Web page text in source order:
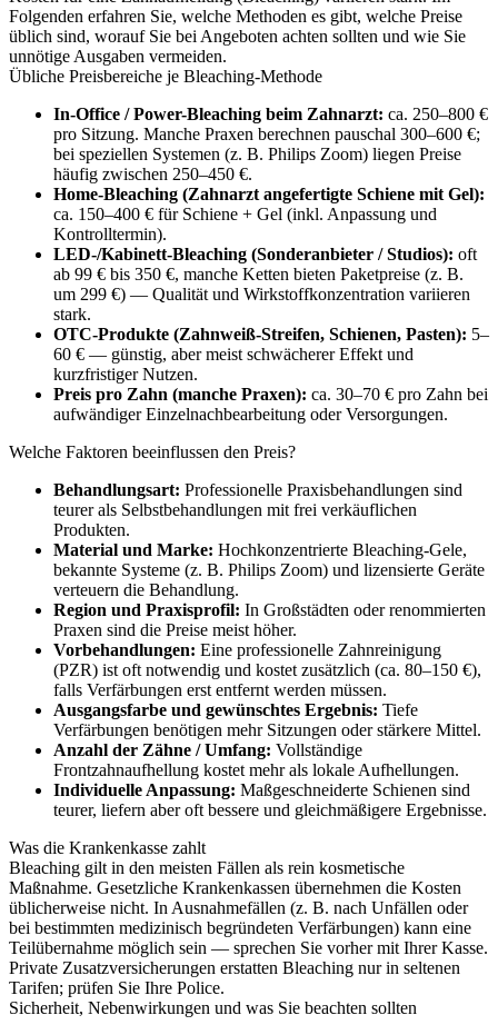
Folgenden erfahren Sie, welche Methoden es gibt, welche Preise
üblich sind, worauf Sie bei Angeboten achten sollten und wie Sie
unnötige Ausgaben vermeiden.
Übliche Preisbereiche je Bleaching-Methode
In-Office / Power-Bleaching beim Zahnarzt: ca. 250–800 €
pro Sitzung. Manche Praxen berechnen pauschal 300–600 €;
bei speziellen Systemen (z. B. Philips Zoom) liegen Preise
häufig zwischen 250–450 €.
Home-Bleaching (Zahnarzt angefertigte Schiene mit Gel):
ca. 150–400 € für Schiene + Gel (inkl. Anpassung und
Kontrolltermin).
LED-/Kabinett-Bleaching (Sonderanbieter / Studios): oft
ab 99 € bis 350 €, manche Ketten bieten Paketpreise (z. B.
um 299 €) — Qualität und Wirkstoffkonzentration variieren
stark.
OTC-Produkte (Zahnweiß-Streifen, Schienen, Pasten): 5–
60 € — günstig, aber meist schwächerer Effekt und
kurzfristiger Nutzen.
Preis pro Zahn (manche Praxen): ca. 30–70 € pro Zahn bei
aufwändiger Einzelnachbearbeitung oder Versorgungen.
Welche Faktoren beeinflussen den Preis?
Behandlungsart: Professionelle Praxisbehandlungen sind
teurer als Selbstbehandlungen mit frei verkäuflichen
Produkten.
Material und Marke: Hochkonzentrierte Bleaching-Gele,
bekannte Systeme (z. B. Philips Zoom) und lizensierte Geräte
verteuern die Behandlung.
Region und Praxisprofil: In Großstädten oder renommierten
Praxen sind die Preise meist höher.
Vorbehandlungen: Eine professionelle Zahnreinigung
(PZR) ist oft notwendig und kostet zusätzlich (ca. 80–150 €),
falls Verfärbungen erst entfernt werden müssen.
Ausgangsfarbe und gewünschtes Ergebnis: Tiefe
Verfärbungen benötigen mehr Sitzungen oder stärkere Mittel.
Anzahl der Zähne / Umfang: Vollständige
Frontzahnaufhellung kostet mehr als lokale Aufhellungen.
Individuelle Anpassung: Maßgeschneiderte Schienen sind
teurer, liefern aber oft bessere und gleichmäßigere Ergebnisse.
Was die Krankenkasse zahlt
Bleaching gilt in den meisten Fällen als rein kosmetische
Maßnahme. Gesetzliche Krankenkassen übernehmen die Kosten
üblicherweise nicht. In Ausnahmefällen (z. B. nach Unfällen oder
bei bestimmten medizinisch begründeten Verfärbungen) kann eine
Teilübernahme möglich sein — sprechen Sie vorher mit Ihrer Kasse.
Private Zusatzversicherungen erstatten Bleaching nur in seltenen
Tarifen; prüfen Sie Ihre Police.
Sicherheit, Nebenwirkungen und was Sie beachten sollten